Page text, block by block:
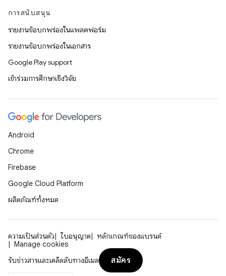
การสนับสนุน
รายงานข้อบกพร่องในแพลตฟอร์ม
รายงานข้อบกพร่องในเอกสาร
Google Play support
เข้าร่วมการศึกษาเชิงวิจัย
Android
Chrome
Firebase
Google Cloud Platform
ผลิตภัณฑ์ทั้งหมด
ความเป็นส่วนตัว ใบอนุญาต
หลักเกณฑ์ของแบรนด์
Manage cookies
รับข่าวสารและเคล็ดลับทางอีเมล
สมัคร